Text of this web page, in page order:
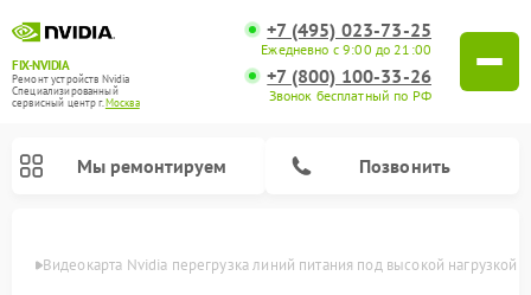
FIX-NVIDIA
Ремонт устройств Nvidia
Специализированный
cервисный центр г.Москва
+7 (495) 023-73-25
Ежедневно с 9:00 до 21:00
+7 (800) 100-33-26
Звонок бесплатный по РФ
Мы ремонтируем Позвонить
Видеокарта Nvidia перегрузка линий питания под высокой нагрузкой